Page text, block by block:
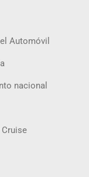
Automóvil
nacional
Cruise